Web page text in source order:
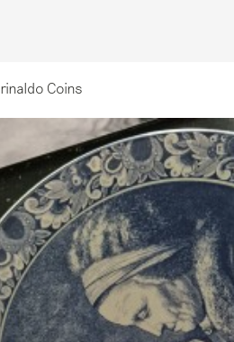
rinaldo Coins